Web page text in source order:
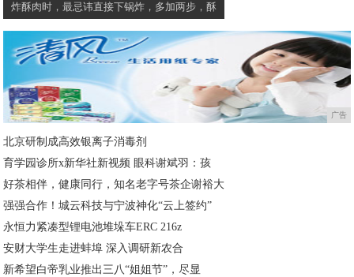
炸酥肉时，最忌讳直接下锅炸，多加两步，酥
广告
北京研制成高效银离子消毒剂
育学园诊所x新华社新视频 眼科谢斌羽：孩
好茶相伴，健康同行，知名老字号茶企谢裕大
强强合作！城云科技与宁波神化“云上签约”
永恒力紧凑型锂电池堆垛车ERC 216z
安财大学生走进蚌埠 深入调研新农合
新希望白帝乳业推出三八“姐姐节”，尽显